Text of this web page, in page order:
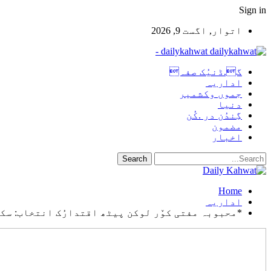
Sign in
اتوار, اگست 9, 2026
dailykahwat -
گ.ڈنیُک صفہ
اداریہ
جموں وکشمیر
دنیا
گِندُن در .کُن
مضمون
اخبار
Home
اداریہ
*محبوبہ مفتی کوٚر لوکن پیٹھ اقتدارُک انتخاب: